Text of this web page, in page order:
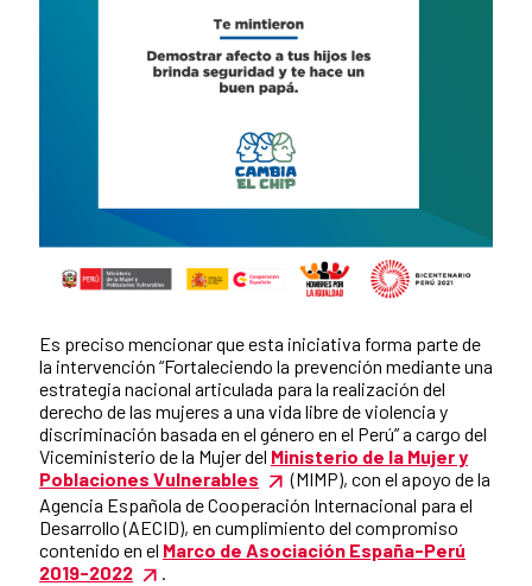
Es preciso mencionar que esta iniciativa forma parte de
la intervención “Fortaleciendo la prevención mediante una
estrategia nacional articulada para la realización del
derecho de las mujeres a una vida libre de violencia y
discriminación basada en el género en el Perú” a cargo del
Viceministerio de la Mujer del Ministerio de la Mujer y
Poblaciones Vulnerables
(MIMP), con el apoyo de la
Agencia Española de Cooperación Internacional para el
Desarrollo (AECID), en cumplimiento del compromiso
contenido en el Marco de Asociación España-Perú
2019-2022
.